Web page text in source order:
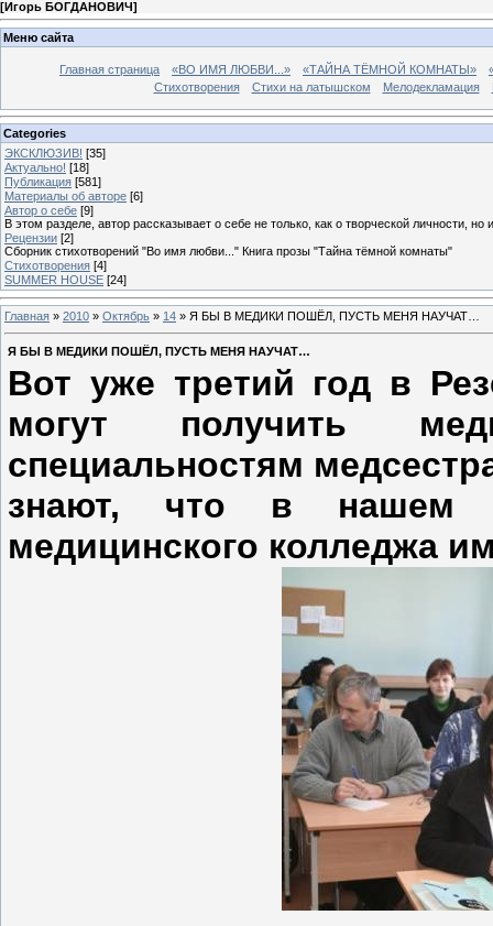
[Игорь БОГДАНОВИЧ]
Меню сайта
Главная страница «ВО ИМЯ ЛЮБВИ...» «ТАЙНА ТЁМНОЙ КОМНАТЫ»
Стихотворения
Стихи на латышском Мелодекламация
Categories
ЭКСКЛЮЗИВ! [35]
Актуально! [18]
Публикация [581]
Материалы об авторе [6]
Автор о себе [9]
В этом разделе, автор рассказывает о себе не только, как о творческой личности,
Рецензии [2]
Сборник стихотворений "Во имя любви..." Книга прозы "Тайна тёмной комнаты"
Стихотворения [4]
SUMMER HOUSE [24]
Главная » 2010 » Октябрь » 14 » Я БЫ В МЕДИКИ ПОШЁЛ, ПУСТЬ МЕНЯ НАУЧАТ…
Я БЫ В МЕДИКИ ПОШЁЛ, ПУСТЬ МЕНЯ НАУЧАТ…
Вот уже третий год в
могут получить
специальностям
знают, что в нашем
медицинского колледжа